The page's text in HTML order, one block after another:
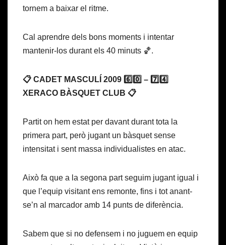
tornem a baixar el ritme.
Cal aprendre dels bons moments i intentar
mantenir-los durant els 40 minuts 🏀.
📋 CADET MASCULÍ 2009 6️⃣0️⃣ – 7️⃣4️⃣
XERACO BÀSQUET CLUB 📋
Partit on hem estat per davant durant tota la
primera part, però jugant un bàsquet sense
intensitat i sent massa individualistes en atac.
Això fa que a la segona part seguim jugant igual i
que l’equip visitant ens remonte, fins i tot anant-
se’n al marcador amb 14 punts de diferència.
Sabem que si no defensem i no juguem en equip